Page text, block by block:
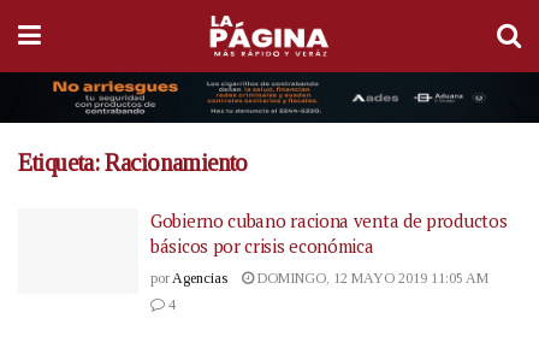
Etiqueta:Racionamiento
Gobierno cubano raciona venta de productos
básicos por crisis económica
por Agencias
DOMINGO, 12 MAYO 2019 11:05 AM
4